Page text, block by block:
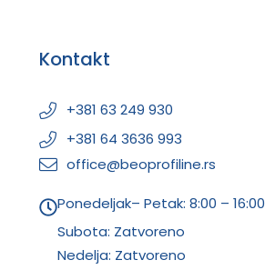
Kontakt
+381 63 249 930
+381 64 3636 993
office@beoprofiline.rs
Ponedeljak– Petak: 8:00 – 16:00
Subota: Zatvoreno
Nedelja: Zatvoreno